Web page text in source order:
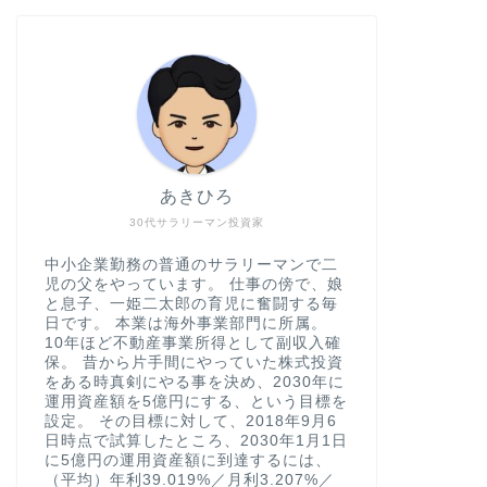
30代サラリーマン投資家
あきひろ
中小企業勤務の普通のサラリーマンで二
児の父をやっています。 仕事の傍で、娘
と息子、一姫二太郎の育児に奮闘する毎
日です。 本業は海外事業部門に所属。
10年ほど不動産事業所得として副収入確
保。 昔から片手間にやっていた株式投資
をある時真剣にやる事を決め、2030年に
運用資産額を5億円にする、という目標を
設定。 その目標に対して、2018年9月6
日時点で試算したところ、2030年1月1日
に5億円の運用資産額に到達するには、
（平均）年利39.019%／月利3.207%／